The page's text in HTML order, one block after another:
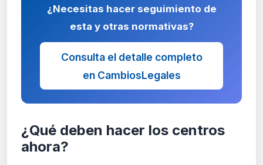
¿Necesitas hacer seguimiento de
esta y otras normativas?
Consulta el detalle completo
en CambiosLegales
¿Qué deben hacer los centros
ahora?